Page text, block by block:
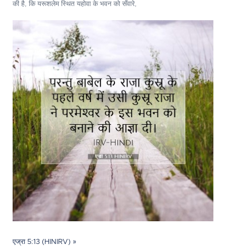
की है, कि यरूशलेम स्थित यहोवा के भवन को सँवारे,
एज्रा 5:13 (HINIRV) »